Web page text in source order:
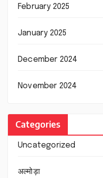
February 2025
January 2025
December 2024
November 2024
Categories
Uncategorized
अल्मोड़ा